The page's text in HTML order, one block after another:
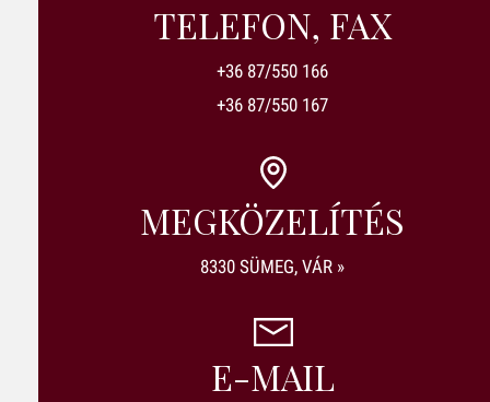
TELEFON, FAX
+36 87/550 166
+36 87/550 167
MEGKÖZELÍTÉS
8330 SÜMEG, VÁR »
E-MAIL